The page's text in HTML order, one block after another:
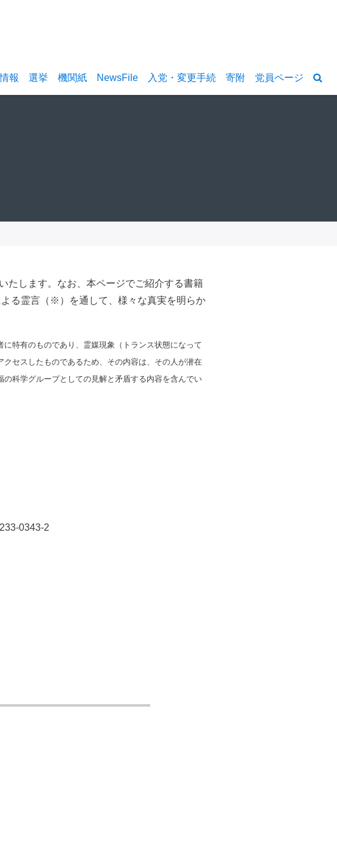
報 選挙 機関紙 NewsFile 入党・変更手続 寄附 党員ページ
たします。なお、本ページでご紹介する書籍
る霊言（※）を通して、様々な真実を明らか
特有のものであり、霊媒現象（トランス状態になって
セスしたものであるため、その内容は、その人が潜在
科学グループとしての見解と矛盾する内容を含んでい
0343-2